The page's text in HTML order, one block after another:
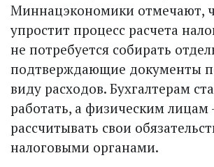
Миннацэкономики отмечают,
упростит процесс расчета
не потребуется собирать
подтверждающие документы
виду расходов. Бухгалтерам
работать, а физическим лицам
рассчитывать свои
налоговыми органами.